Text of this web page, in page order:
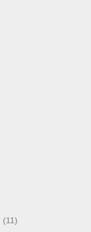
(11)